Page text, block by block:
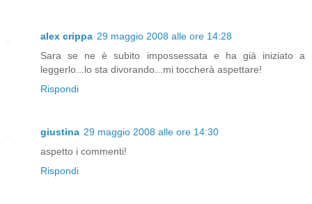
alex crippa 29 maggio 2008 alle ore 14:28
Sara se ne è subito impossessata e ha già iniziato a
leggerlo...lo sta divorando...mi toccherà aspettare!
Rispondi
giustina 29 maggio 2008 alle ore 14:30
aspetto i commenti!
Rispondi